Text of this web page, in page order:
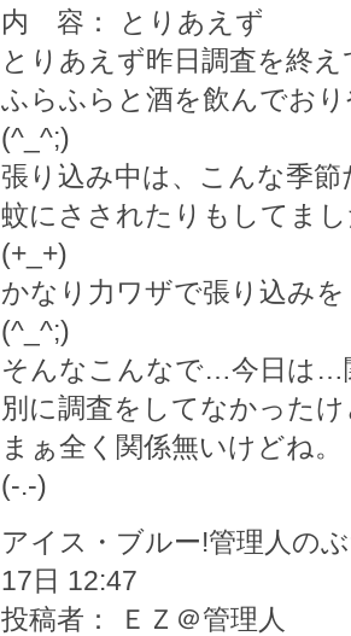
内 容： とりあえず
とりあえず昨日調査を終
ふらふらと酒を飲んでお
(^_^;)
張り込み中は、こんな季
蚊にさされたりもしてま
(+_+)
かなり力ワザで張り込み
(^_^;)
そんなこんなで…今日は
別に調査をしてなかった
まぁ全く関係無いけどね。
(-.-)
アイス・ブルー!管理人の
17日 12:47
投稿者： ＥＺ＠管理人